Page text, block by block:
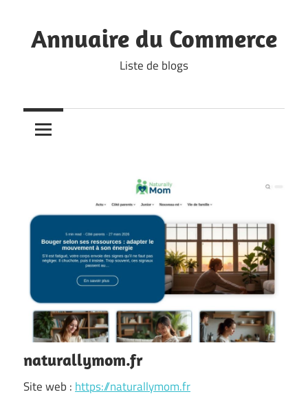
content
Annuaire du Commerce
Liste de blogs
naturallymom.fr
Site web : https://naturallymom.fr